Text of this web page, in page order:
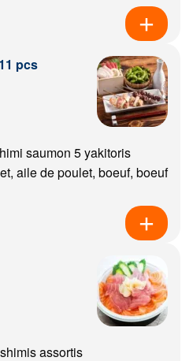
pcs
saumon 5 yakitoris
aile de poulet, boeuf, boeuf
assortis